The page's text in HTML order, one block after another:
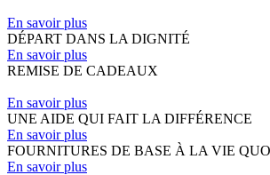
En savoir plus
DÉPART DANS LA DIGNITÉ
En savoir plus
REMISE DE CADEAUX
En savoir plus
UNE AIDE QUI FAIT LA DIFFÉRENCE
En savoir plus
FOURNITURES DE BASE À LA VIE
En savoir plus